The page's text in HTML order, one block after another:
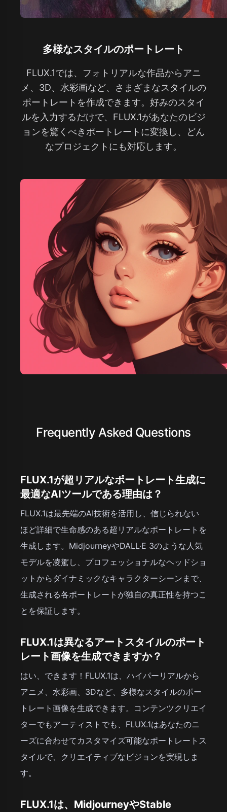
多様なスタイルのポートレート
FLUX.1では、フォトリアルな作品からアニ
メ、3D、水彩画など、さまざまなスタイルの
ポートレートを作成できます。好みのスタイ
ルを入力するだけで、FLUX.1があなたのビジ
ョンを驚くべきポートレートに変換し、どん
なプロジェクトにも対応します。
Frequently Asked Questions
FLUX.1が超リアルなポートレート生成に
最適なAIツールである理由は？
FLUX.1は最先端のAI技術を活用し、信じられない
ほど詳細で生命感のある超リアルなポートレートを
生成します。MidjourneyやDALL·E 3のような人気
モデルを凌駕し、プロフェッショナルなヘッドショ
ットからダイナミックなキャラクターシーンまで、
生成される各ポートレートが独自の真正性を持つこ
とを保証します。
FLUX.1は異なるアートスタイルのポート
レート画像を生成できますか？
はい、できます！FLUX.1は、ハイパーリアルから
アニメ、水彩画、3Dなど、多様なスタイルのポー
トレート画像を生成できます。コンテンツクリエイ
ターでもアーティストでも、FLUX.1はあなたのニ
ーズに合わせてカスタマイズ可能なポートレートス
タイルで、クリエイティブなビジョンを実現しま
す。
FLUX.1は、MidjourneyやStable